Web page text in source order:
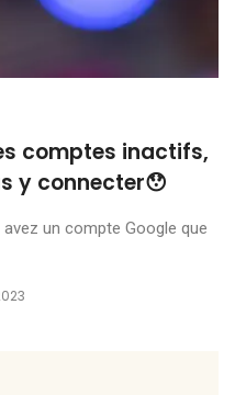
comptes inactifs,
y connecter😯
un compte Google que